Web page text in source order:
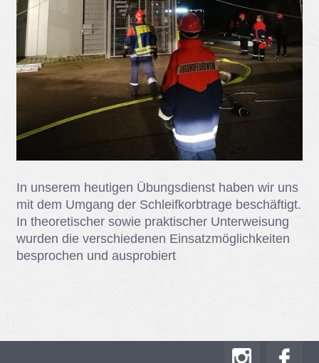
In un­se­rem heu­ti­gen Übungs­dienst ha­ben wir uns
mit dem Um­gang der Schleif­korb­tra­ge be­schäf­tigt.
In theo­re­ti­scher so­wie prak­ti­scher Un­ter­wei­sung
wur­den die ver­schie­de­nen Ein­satz­mög­lich­kei­ten
be­spro­chen und aus­pro­biert